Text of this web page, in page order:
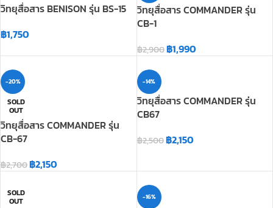
วิทยุสื่อสาร BENISON รุ่น BS-15
฿1,750
วิทยุสื่อสาร COMMANDER รุ่น
CB-1
฿2,900฿1,990
-20%
SOLD
OUT
วิทยุสื่อสาร COMMANDER รุ่น
CB-67
฿2,700฿2,150
-14%
วิทยุสื่อสาร COMMANDER รุ่น
CB67
฿2,500฿2,150
SOLD
OUT -16%